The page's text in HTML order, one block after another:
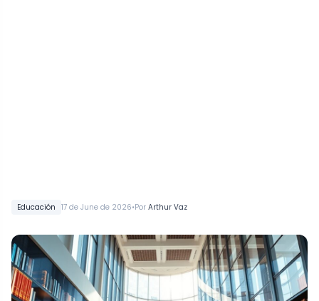
Educación 17 de June de 2026•Por Arthur Vaz